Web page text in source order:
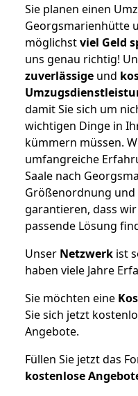
Sie planen einen
Georgsmarienhütte
möglichstviel Geld
uns genau richtig!
zuverlässige und
damit Sie sich um
wichtigen Dinge in
kümmern müssen.
umfangreiche
Saale nach
Größenordnung
garantieren, dass
passende Lösung
Unser Netzwerk ist
haben viele Jahre
Sie möchten eine
Sie sich jetzt
Angebote.
Füllen Sie jetzt das
kostenlose